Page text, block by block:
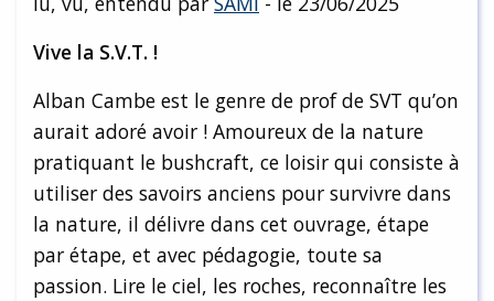
Vive la S.V.T. !
Alban Cambe est le genre de prof de SVT qu’on
aurait adoré avoir ! Amoureux de la nature
pratiquant le bushcraft, ce loisir qui consiste à
utiliser des savoirs anciens pour survivre dans
la nature, il délivre dans cet ouvrage, étape
par étape, et avec pédagogie, toute sa
passion. Lire le ciel, les roches, reconnaître les